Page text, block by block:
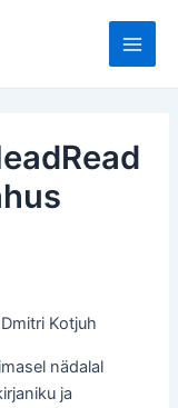
Main
Kotjuh
nädalal
ja